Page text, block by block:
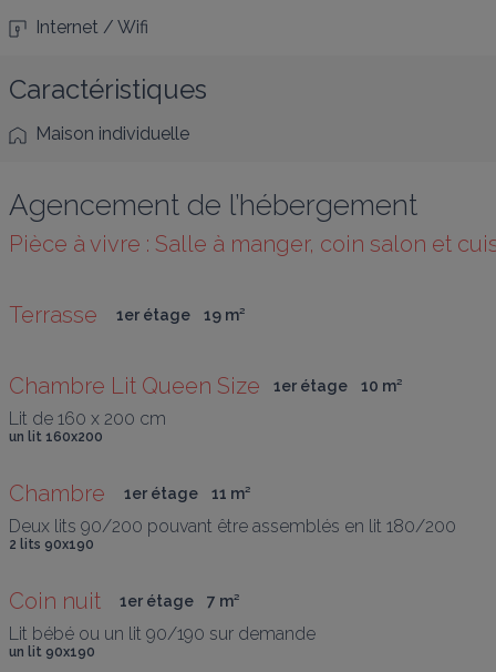
Internet / Wifi
Caractéristiques
Maison individuelle
Agencement de l’hébergement
Pièce à vivre : Salle à manger, coin salon et
Terrasse 1er étage 19 m²
Chambre Lit Queen Size 1er étage 10 m²
Lit de 160 x 200 cm
un lit 160x200
Chambre 1er étage 11 m²
Deux lits 90/200 pouvant être assemblés en lit 180/200
2 lits 90x190
Coin nuit 1er étage 7 m²
Lit bébé ou un lit 90/190 sur demande
un lit 90x190